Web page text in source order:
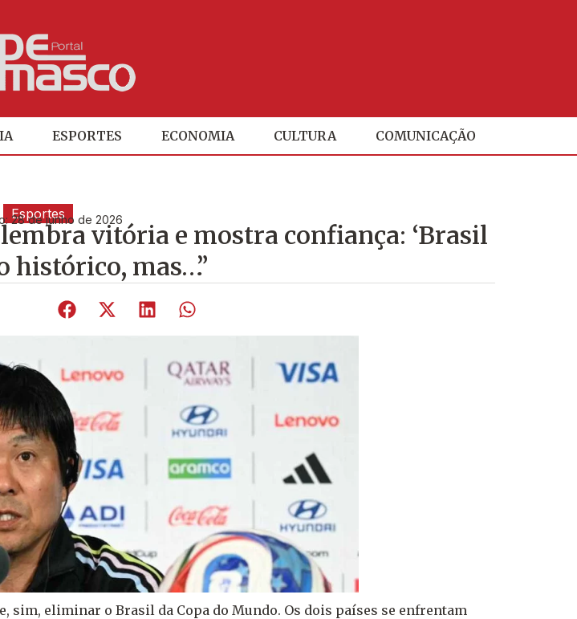
ESPORTES ECONOMIA CULTURA COMUNICAÇÃO
Esportes
28 de junho de 2026
vitória e mostra confiança: ‘Brasil
histórico, mas…”
sim, eliminar o Brasil da Copa do Mundo. Os dois países se enfrentam